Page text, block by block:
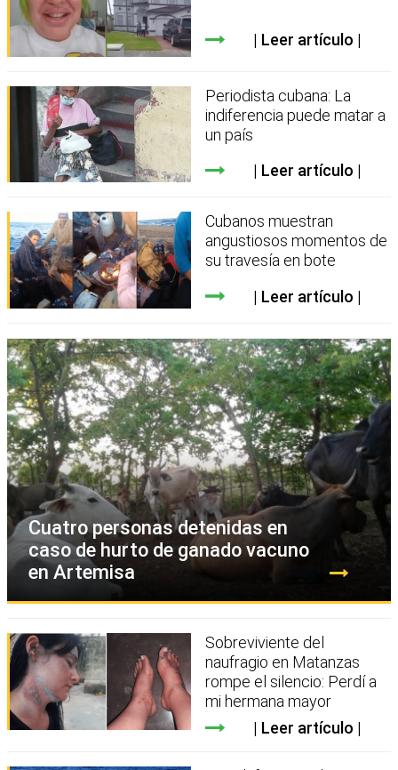
Leer artículo
Periodista cubana: La
indiferencia puede matar a
un país
Leer artículo
Cubanos muestran
angustiosos momentos de
su travesía en bote
Leer artículo
Cuatro personas detenidas en
caso de hurto de ganado vacuno
en Artemisa
Sobreviviente del
naufragio en Matanzas
rompe el silencio: Perdí a
mi hermana mayor
Leer artículo